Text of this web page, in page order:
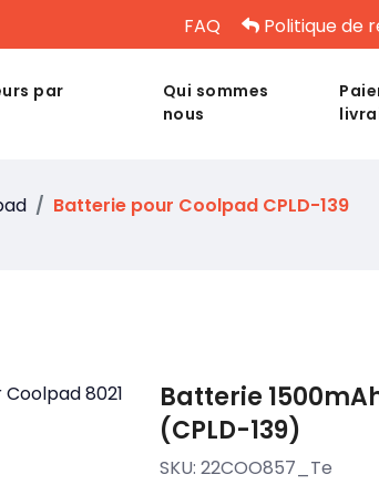
FAQ Politique de
par
Qui sommes
nous
Batterie pour Coolpad CPLD-139
Batterie
(CPLD-139)
SKU: 22COO857_Te